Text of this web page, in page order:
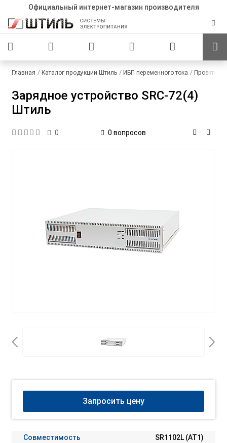
Официальный интернет-магазин производителя
Главная Каталог продукции Штиль ИБП переменного тока
Зарядное устройство SRC-72(4)
Штиль
0 0 вопросов
Совместимость
SR1102L (АТ1)
Запросить цену